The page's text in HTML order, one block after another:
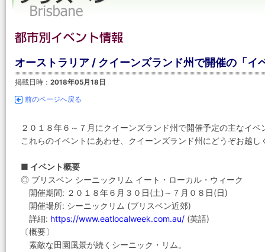
オーストラリア / クイーンズランド州で開催の「イ
掲載日時： 2018年05月18日
前のページへ戻る
２０１８年６～７月にクイーンズランド州で開催予定の主なイ
これらのイベントにあわせ、クイーンズランド州にどうぞお越し
■ イベント概要
◎ ブリスベン シーニックリム イート・ローカル・ウィーク
開催期間: ２０１８年６月３０日(土)～７月０８日(日)
開催場所: シーニックリム (ブリスベン近郊)
詳細: https://www.eatlocalweek.com.au/ (英語)
〔概要〕
素敵な田園風景が続くシーニック・リム。